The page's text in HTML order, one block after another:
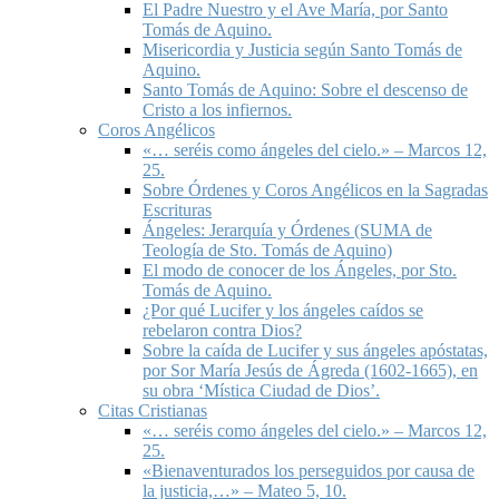
El Padre Nuestro y el Ave María, por Santo
Tomás de Aquino.
Misericordia y Justicia según Santo Tomás de
Aquino.
Santo Tomás de Aquino: Sobre el descenso de
Cristo a los infiernos.
Coros Angélicos
«… seréis como ángeles del cielo.» – Marcos 12,
25.
Sobre Órdenes y Coros Angélicos en la Sagradas
Escrituras
Ángeles: Jerarquía y Órdenes (SUMA de
Teología de Sto. Tomás de Aquino)
El modo de conocer de los Ángeles, por Sto.
Tomás de Aquino.
¿Por qué Lucifer y los ángeles caídos se
rebelaron contra Dios?
Sobre la caída de Lucifer y sus ángeles apóstatas,
por Sor María Jesús de Ágreda (1602-1665), en
su obra ‘Mística Ciudad de Dios’.
Citas Cristianas
«… seréis como ángeles del cielo.» – Marcos 12,
25.
«Bienaventurados los perseguidos por causa de
la justicia,…» – Mateo 5, 10.